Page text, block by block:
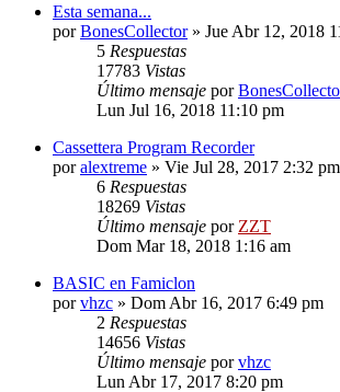
Esta semana...
porBonesCollector» Jue Abr 12, 2018
5 Respuestas
17783 Vistas
Último mensaje por
Lun Jul 16, 2018 11:10 pm
Cassettera Program Recorder
poralextreme » Vie Jul 28, 2017 2:32 pm
6 Respuestas
18269 Vistas
Último mensaje por ZZT
Dom Mar 18, 2018 1:16 am
BASIC en Famiclon
porvhzc » Dom Abr 16, 2017 6:49 pm
2 Respuestas
14656 Vistas
Último mensaje porvhzc
Lun Abr 17, 2017 8:20 pm